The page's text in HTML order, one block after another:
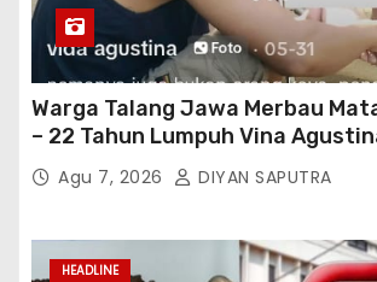
Warga Talang Jawa Merbau
– 22 Tahun Lumpuh Vina
Tiktok Inginkan Kursi Roda
Perwakilan Provinsi Lampung
Bertindak
Agu 7, 2026 DIYAN SAPUTRA
HEADLINE